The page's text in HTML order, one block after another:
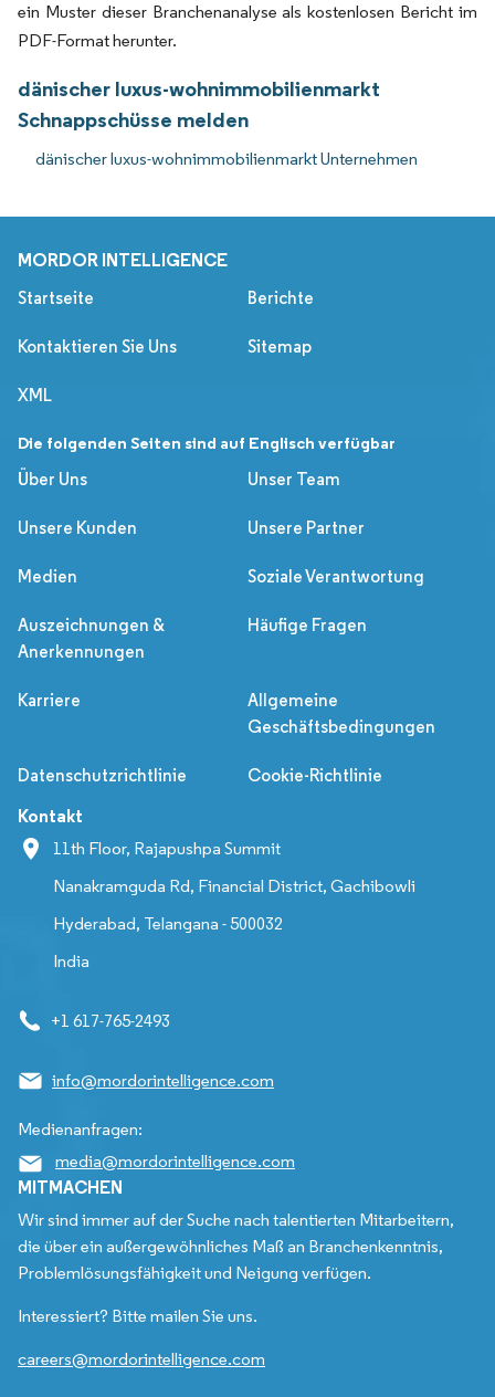
ein Muster dieser Branchenanalyse als kostenlosen Bericht im
PDF-Format herunter.
dänischer luxus-wohnimmobilienmarkt
Schnappschüsse melden
dänischer luxus-wohnimmobilienmarkt Unternehmen
MORDOR INTELLIGENCE
Startseite Berichte
Kontaktieren Sie Uns Sitemap
XML
Die folgenden Seiten sind auf Englisch verfügbar
Über Uns
Unser Team
Unsere Kunden Unsere Partner
Medien Soziale Verantwortung
Auszeichnungen &
Anerkennungen
Häufige Fragen
Karriere
Allgemeine
Geschäftsbedingungen
Datenschutzrichtlinie Cookie-Richtlinie
Kontakt
11th Floor, Rajapushpa Summit
Nanakramguda Rd, Financial District, Gachibowli
Hyderabad, Telangana - 500032
India
+1 617-765-2493
info@mordorintelligence.com
Medienanfragen:
media@mordorintelligence.com
MITMACHEN
Wir sind immer auf der Suche nach talentierten Mitarbeitern,
die über ein außergewöhnliches Maß an Branchenkenntnis,
Problemlösungsfähigkeit und Neigung verfügen.
Interessiert? Bitte mailen Sie uns.
careers@mordorintelligence.com